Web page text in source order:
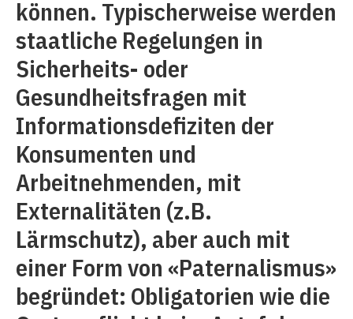
können. Typischerweise werden
staatliche Regelungen in
Sicherheits- oder
Gesundheitsfragen mit
Informationsdefiziten der
Konsumenten und
Arbeitnehmenden, mit
Externalitäten (z.B.
Lärmschutz), aber auch mit
einer Form von «Paternalismus»
begründet: Obligatorien wie die